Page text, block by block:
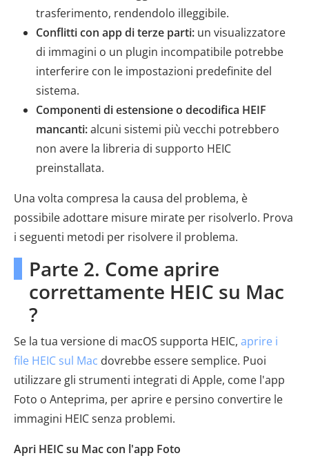
trasferimento, rendendolo illeggibile.
Conflitti con app di terze parti: un visualizzatore
di immagini o un plugin incompatibile potrebbe
interferire con le impostazioni predefinite del
sistema.
Componenti di estensione o decodifica HEIF
mancanti:alcuni sistemi più vecchi potrebbero
non avere la libreria di supporto HEIC
preinstallata.
Una volta compresa la causa del problema, è
possibile adottare misure mirate per risolverlo. Prova
i seguenti metodi per risolvere il problema.
Parte 2. Come aprire
correttamente HEIC su Mac
?
Se la tua versione di macOS supporta HEIC, aprire i
file HEIC sul Mac dovrebbe essere semplice. Puoi
utilizzare gli strumenti integrati di Apple, come l'app
Foto o Anteprima, per aprire e persino convertire le
immagini HEIC senza problemi.
Apri HEIC su Mac con l'app Foto